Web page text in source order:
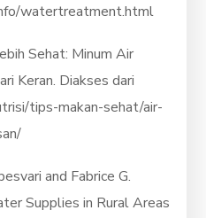
watertreatment.html
Sehat: Minum Air
Keran. Diakses dari
tips-makan-sehat/air-
and Fabrice G.
Supplies in Rural Areas